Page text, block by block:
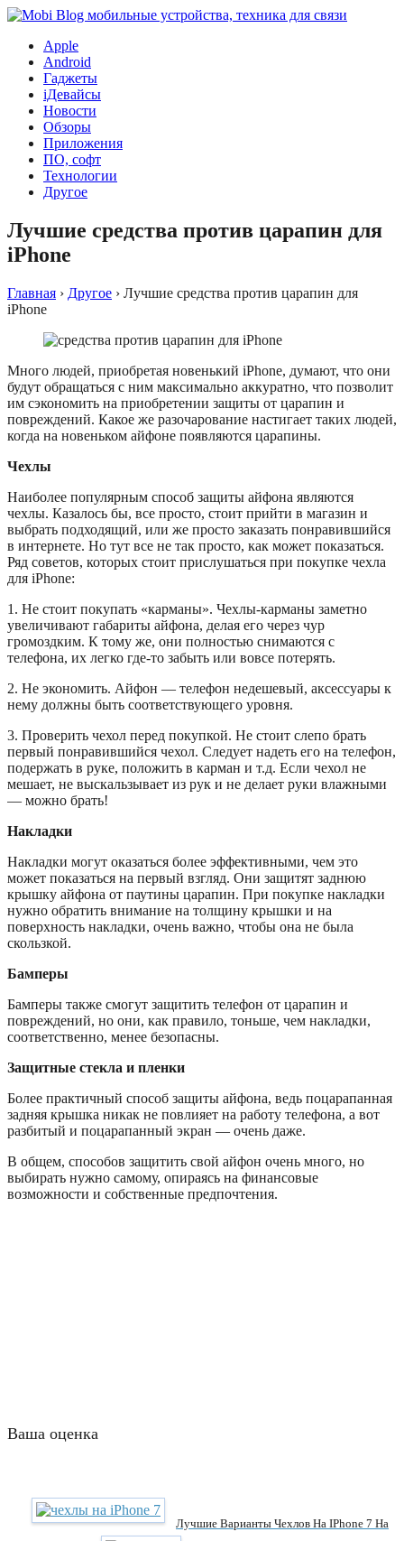
Apple
Android
Гаджеты
iДевайсы
Новости
Обзоры
Приложения
ПО, софт
Технологии
Другое
Лучшие средства против царапин для
iPhone
Главная › Другое › Лучшие средства против царапин для
iPhone
Много людей, приобретая новенький iPhone, думают, что они
будут обращаться с ним максимально аккуратно, что позволит
им сэкономить на приобретении защиты от царапин и
повреждений. Какое же разочарование настигает таких людей,
когда на новеньком айфоне появляются царапины.
Чехлы
Наиболее популярным способ защиты айфона являются
чехлы. Казалось бы, все просто, стоит прийти в магазин и
выбрать подходящий, или же просто заказать понравившийся
в интернете. Но тут все не так просто, как может показаться.
Ряд советов, которых стоит прислушаться при покупке чехла
для iPhone:
1. Не стоит покупать «карманы». Чехлы-карманы заметно
увеличивают габариты айфона, делая его через чур
громоздким. К тому же, они полностью снимаются с
телефона, их легко где-то забыть или вовсе потерять.
2. Не экономить. Айфон — телефон недешевый, аксессуары к
нему должны быть соответствующего уровня.
3. Проверить чехол перед покупкой. Не стоит слепо брать
первый понравившийся чехол. Следует надеть его на телефон,
подержать в руке, положить в карман и т.д. Если чехол не
мешает, не выскальзывает из рук и не делает руки влажными
— можно брать!
Накладки
Накладки могут оказаться более эффективными, чем это
может показаться на первый взгляд. Они защитят заднюю
крышку айфона от паутины царапин. При покупке накладки
нужно обратить внимание на толщину крышки и на
поверхность накладки, очень важно, чтобы она не была
скользкой.
Бамперы
Бамперы также смогут защитить телефон от царапин и
повреждений, но они, как правило, тоньше, чем накладки,
соответственно, менее безопасны.
Защитные стекла и пленки
Более практичный способ защиты айфона, ведь поцарапанная
задняя крышка никак не повлияет на работу телефона, а вот
разбитый и поцарапанный экран — очень даже.
В общем, способов защитить свой айфон очень много, но
выбирать нужно самому, опираясь на финансовые
возможности и собственные предпочтения.
Ваша оценка
Лучшие Варианты Чехлов На IPhone 7 На